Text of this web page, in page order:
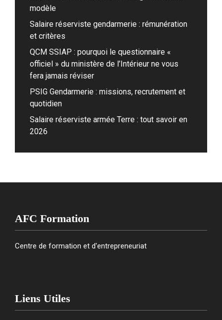
modèle
Salaire réserviste gendarmerie : rémunération
et critères
QCM SSIAP : pourquoi le questionnaire «
officiel » du ministère de l’Intérieur ne vous
fera jamais réviser
PSIG Gendarmerie : missions, recrutement et
quotidien
Salaire réserviste armée Terre : tout savoir en
2026
AFC Formation
Centre de formation et d'entrepreneuriat
Liens Utiles